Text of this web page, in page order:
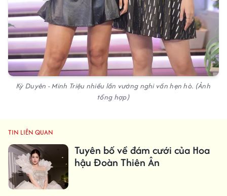
Kỳ Duyên - Minh Triệu nhiều lần vướng nghi vấn hẹn hò. (Ảnh
tổng hợp)
TIN LIÊN QUAN
Tuyên bố về đám cưới của Hoa
hậu Đoàn Thiên Ân